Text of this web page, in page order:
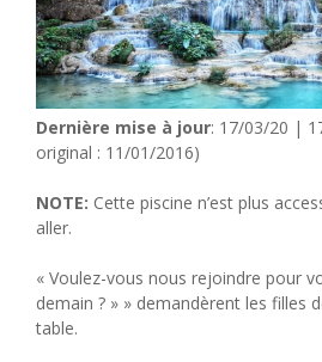
Dernière mise à jour: 17/03/20 |
original : 11/01/2016)
NOTE: Cette piscine n’est plus
aller.
« Voulez-vous nous rejoindre pour
demain ? » » demandèrent les filles
table.